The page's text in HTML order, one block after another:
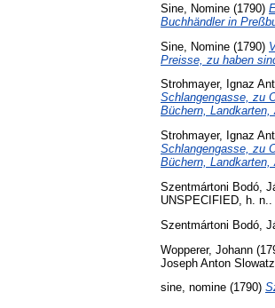
Sine, Nomine (1790)
Buchhändler in
Sine, Nomine (1790)
Preisse, zu haben
Strohmayer, Ignaz
Schlangengasse, zu
Büchern,
Strohmayer, Ignaz
Schlangengasse, zu
Büchern,
Szentmártoni Bodó,
UNSPECIFIED, h. n..
Szentmártoni Bodó,
Wopperer, Johann
Joseph Anton
sine, nomine (1790)